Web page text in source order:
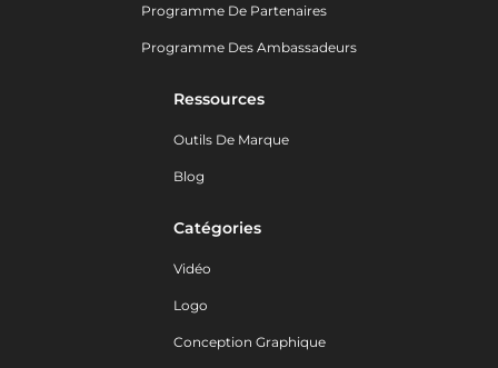
Programme De Partenaires
Programme Des Ambassadeurs
Ressources
Outils De Marque
Blog
Catégories
Vidéo
Logo
Conception Graphique